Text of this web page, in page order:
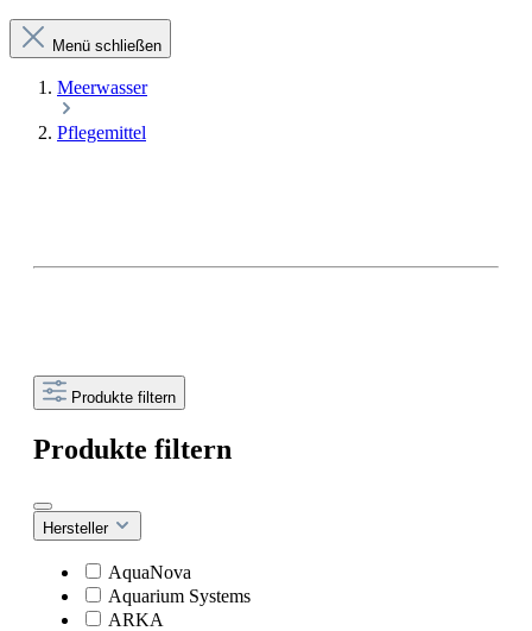
Menü schließen
Meerwasser
Pflegemittel
Produkte filtern
Produkte filtern
Hersteller
AquaNova
Aquarium Systems
ARKA